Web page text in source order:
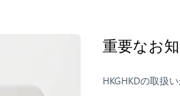
重要なお
HKGHKDの取扱